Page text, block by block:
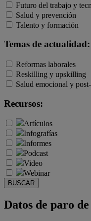
Futuro del trabajo y
Salud y prevención
Talento y formación
Temas de actualidad:
Reformas laborales
Reskilling y upskilling
Salud emocional y
Recursos:
Artículos
Infografías
Informes
Podcast
Video
Webinar
BUSCAR
Datos de paro